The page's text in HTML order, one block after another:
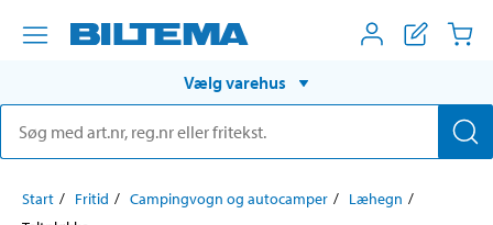
Vælg varehus
Start Fritid Campingvogn og autocamper
Læhegn